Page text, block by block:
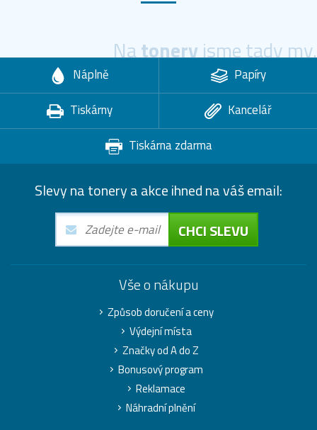
Natoneryjsme tady my.
Náplně
Papíry
Tiskárny
Kancelář
Tiskárna zdarma
Slevy na tonery a akce ihned na váš email:
CHCI SLEVU
Vše o nákupu
Způsob doručení a ceny
Výdejní místa
Značky od A do Z
Bonusový program
Reklamace
Náhradní plnění